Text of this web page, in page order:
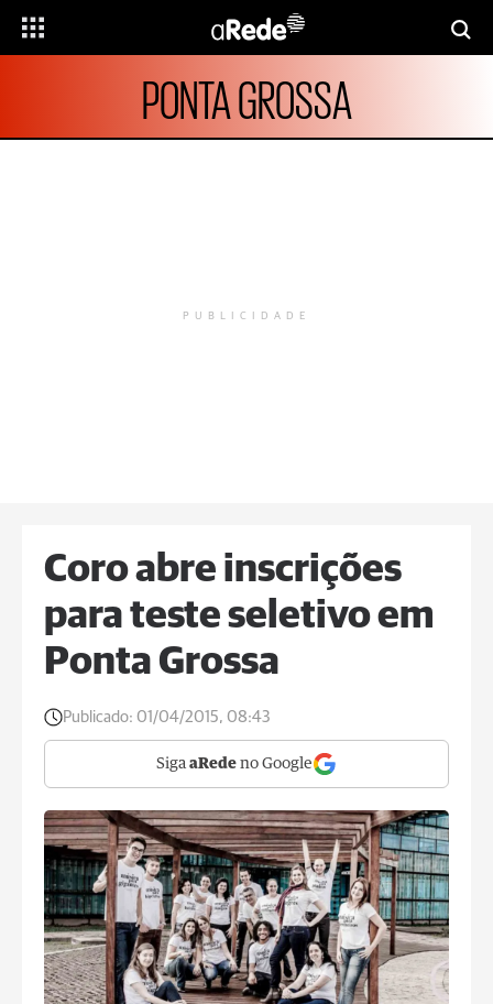
PONTA GROSSA
PUBLICIDADE
Coro abre inscrições
para teste seletivo em
Ponta Grossa
Publicado: 01/04/2015, 08:43
Siga aRede no Google